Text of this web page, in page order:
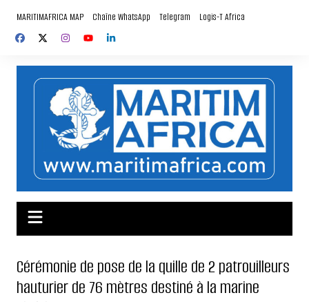
contenu
MARITIMAFRICA MAP Chaîne WhatsApp Telegram Logis-T Africa
Cérémonie de pose de la quille de 2 patrouilleurs
hauturier de 76 mètres destiné à la marine